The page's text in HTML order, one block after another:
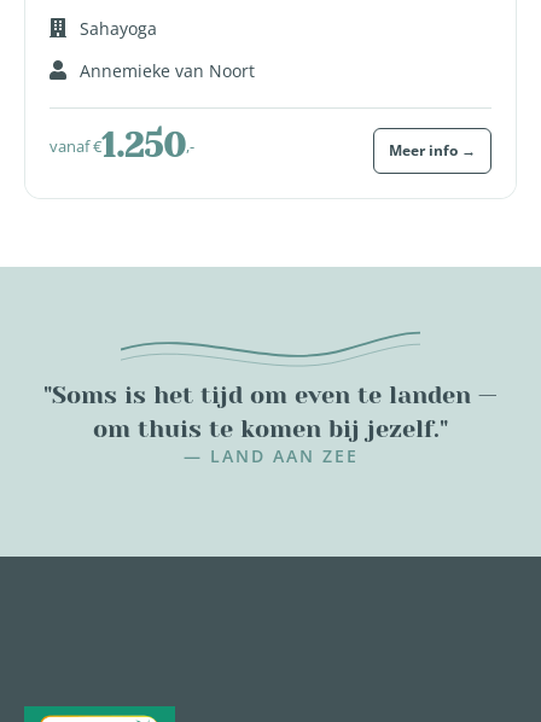
Sahayoga
Annemieke van Noort
vanaf €1.250,- Meer info →
"Soms is het tijd om even te landen —
om thuis te komen bij jezelf."
— LAND AAN ZEE